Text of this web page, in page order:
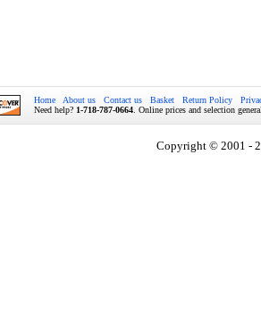
Home About us Contact us Basket Return Policy
Need help? 1-718-787-0664 . Online prices and selection
Copyright © 2001 -